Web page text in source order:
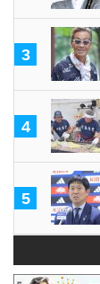
3
4
5